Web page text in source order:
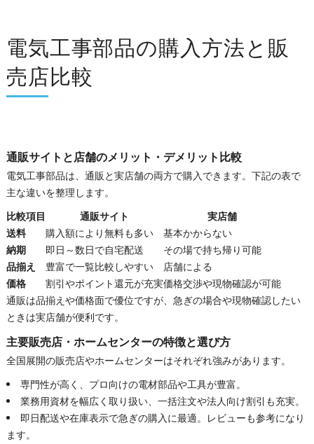
電気工事部品の購入方法と販
売店比較
通販サイトと店舗のメリット・デメリット比較
電気工事部品は、通販と実店舗の両方で購入できます。下記の表で
主な違いを整理します。
比較項目
通販サイト
実店舗
送料
購入額により無料も多い
基本かからない
納期
即日～数日で自宅配送
その場で持ち帰り可能
品揃え
豊富で一覧比較しやすい
店舗による
価格
割引やポイント還元が充実価格交渉や現物確認が可能
通販は品揃えや価格面で優位ですが、急ぎの場合や現物確認したい
ときは実店舗が便利です。
主要販売店・ホームセンターの特徴と選び方
全国展開の販売店やホームセンターはそれぞれ強みがあります。
専門性が高く、プロ向けの電材部品や工具が豊富。
業務用資材を幅広く取り扱い、一括注文や法人向け割引も充実。
即日配送や在庫表示で急ぎの購入に最適。レビューも参考になり
ます。